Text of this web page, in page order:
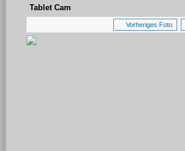
Tablet Cam
Vorheriges Foto